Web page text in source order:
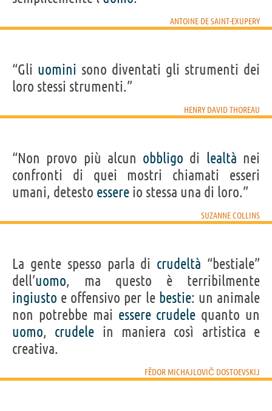
ANTOINE DE SAINT-EXUPERY
“Gli uomini sono diventati gli strumenti dei
loro stessi strumenti.”
HENRY DAVID THOREAU
“Non provo più alcun obbligo di lealtà nei
confronti di quei mostri chiamati esseri
umani, detesto essere io stessa una di loro.”
SUZANNE COLLINS
La gente spesso parla di crudeltà “bestiale”
dell’uomo, ma questo è terribilmente
ingiusto e offensivo per le bestie: un animale
non potrebbe mai essere crudele quanto un
uomo, crudele in maniera così artistica e
creativa.
FËDOR MICHAJLOVIČ DOSTOEVSKIJ